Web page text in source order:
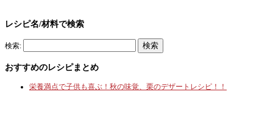
レシピ名/材料で検索
検索:
おすすめのレシピまとめ
栄養満点で子供も喜ぶ！秋の味覚、栗のデザートレシピ！！